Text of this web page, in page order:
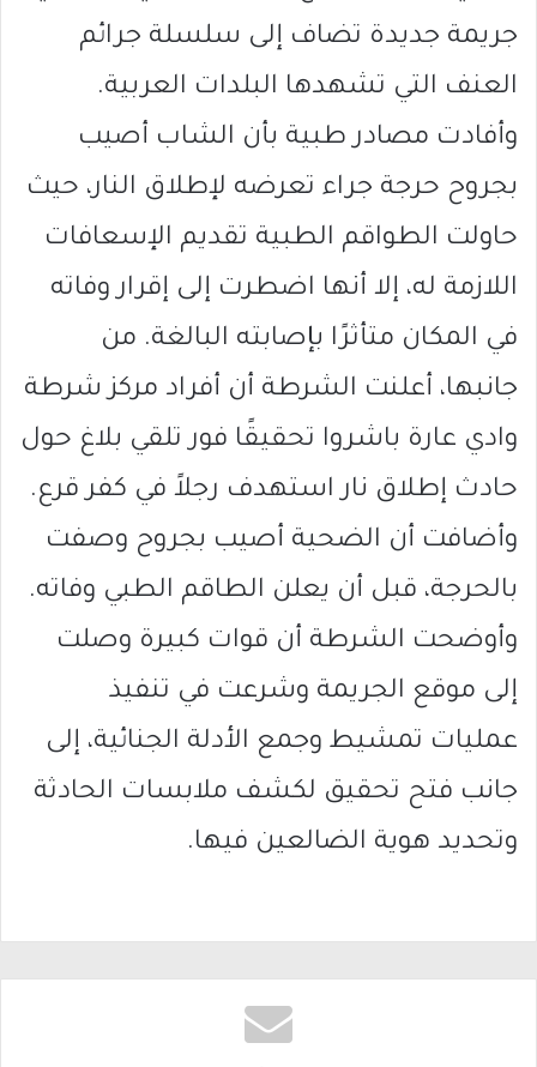
جريمة جديدة تضاف إلى سلسلة جرائم
العنف التي تشهدها البلدات العربية.
وأفادت مصادر طبية بأن الشاب أصيب
بجروح حرجة جراء تعرضه لإطلاق النار، حيث
حاولت الطواقم الطبية تقديم الإسعافات
اللازمة له، إلا أنها اضطرت إلى إقرار وفاته
في المكان متأثرًا بإصابته البالغة. من
جانبها، أعلنت الشرطة أن أفراد مركز شرطة
وادي عارة باشروا تحقيقًا فور تلقي بلاغ حول
حادث إطلاق نار استهدف رجلاً في كفر قرع.
وأضافت أن الضحية أصيب بجروح وصفت
بالحرجة، قبل أن يعلن الطاقم الطبي وفاته.
وأوضحت الشرطة أن قوات كبيرة وصلت
إلى موقع الجريمة وشرعت في تنفيذ
عمليات تمشيط وجمع الأدلة الجنائية، إلى
جانب فتح تحقيق لكشف ملابسات الحادثة
وتحديد هوية الضالعين فيها.